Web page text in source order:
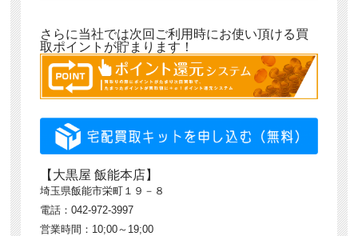
さらに当社では次回ご利用時にお使い頂ける買
取ポイントが貯まります！
【大黒屋 飯能本店】
埼玉県飯能市栄町１９－８
電話：042-972-3997
営業時間：10;00～19;00